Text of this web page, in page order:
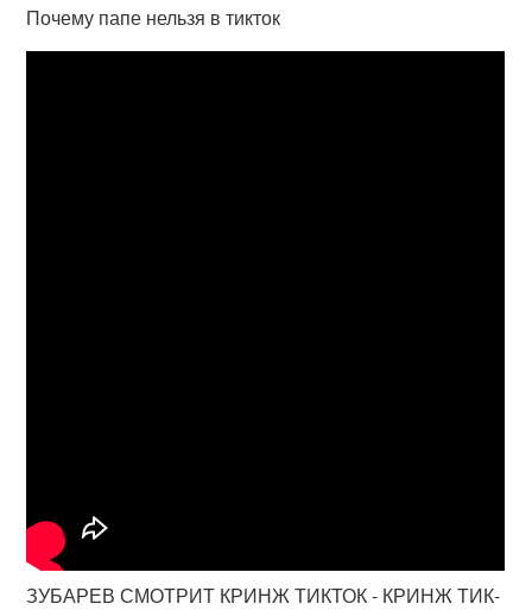
Почему папе нельзя в тикток
ЗУБАРЕВ СМОТРИТ КРИНЖ ТИКТОК - КРИНЖ ТИК-